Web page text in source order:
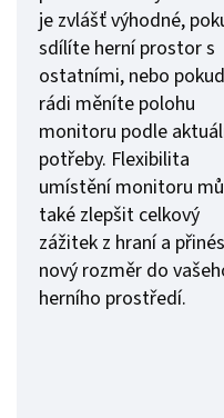
je zvlášť výhodné,
sdílíte herní prostor s
ostatními, nebo pokud
rádi měníte polohu
monitoru podle
potřeby. Flexibilita
umístění monitoru
také zlepšit celkový
zážitek z hraní a
nový rozměr do
herního prostředí.